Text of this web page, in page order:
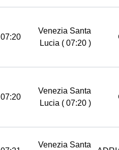
07:20
Venezia Santa
Lucia ( 07:20 )
07:20
Venezia Santa
Lucia ( 07:20 )
Venezia Santa